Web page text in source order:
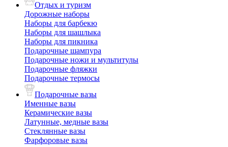
Отдых и туризм
Дорожные наборы
Наборы для барбекю
Наборы для шашлыка
Наборы для пикника
Подарочные шампура
Подарочные ножи и мультитулы
Подарочные фляжки
Подарочные термосы
Подарочные вазы
Именные вазы
Керамические вазы
Латунные, медные вазы
Стеклянные вазы
Фарфоровые вазы